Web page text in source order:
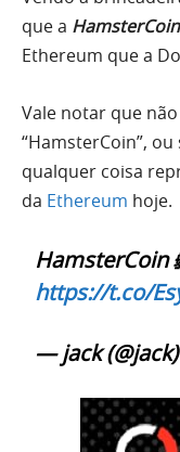
que a HamsterCoin
Ethereum que a
Vale notar que
“HamsterCoin”,
qualquer coisa
da Ethereum hoje.
HamsterCoin
https://t.co/
— jack (@jack)